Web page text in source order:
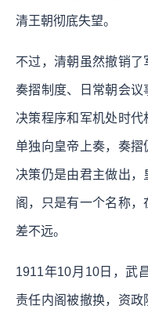
清王朝彻底失望。
不过，清朝虽然撤销
奏摺制度、日常朝会
决策程序和军机处时
单独向皇帝上奏，奏
决策仍是由君主做出
阁，只是有一个名称
差不远。
1911年10月10日，武
责任内阁被撤换，资